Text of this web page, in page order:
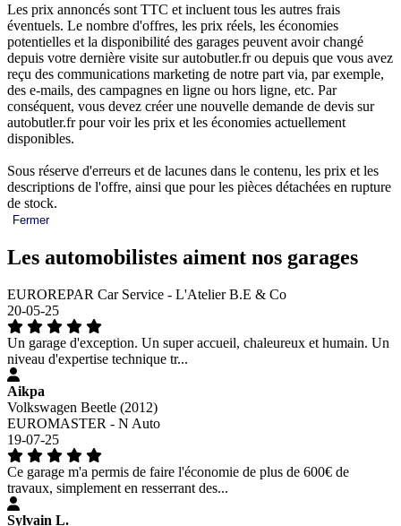
Les prix annoncés sont TTC et incluent tous les autres frais
éventuels. Le nombre d'offres, les prix réels, les économies
potentielles et la disponibilité des garages peuvent avoir changé
depuis votre dernière visite sur autobutler.fr ou depuis que vous avez
reçu des communications marketing de notre part via, par exemple,
des e-mails, des campagnes en ligne ou hors ligne, etc. Par
conséquent, vous devez créer une nouvelle demande de devis sur
autobutler.fr pour voir les prix et les économies actuellement
disponibles.
Sous réserve d'erreurs et de lacunes dans le contenu, les prix et les
descriptions de l'offre, ainsi que pour les pièces détachées en rupture
de stock.
Fermer
Les automobilistes aiment nos garages
EUROREPAR Car Service - L'Atelier B.E & Co
20-05-25
Un garage d'exception. Un super accueil, chaleureux et humain. Un
niveau d'expertise technique tr...
Aikpa
Volkswagen Beetle (2012)
EUROMASTER - N Auto
19-07-25
Ce garage m'a permis de faire l'économie de plus de 600€ de
travaux, simplement en resserrant des...
Sylvain L.